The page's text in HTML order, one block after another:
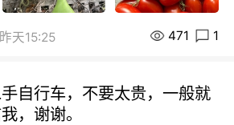
昨天15:25 471 1
自行车，不要太贵，一般就
，谢谢。